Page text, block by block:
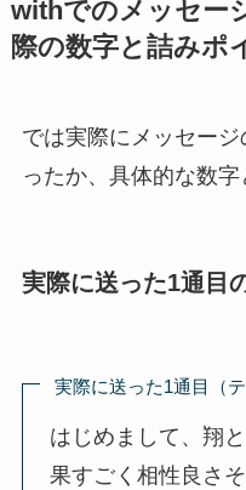
withでのメッセー
際の数字と詰みポ
では実際にメッセー
ったか、具体的な数字
実際に送った1通目
実際に送った1通目（テ
はじめまして、翔
果すごく相性良さ